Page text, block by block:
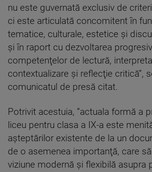
nu este guvernată exclusiv de
ci este articulată concomitent în
tematice, culturale, estetice şi
şi în raport cu dezvoltarea
competenţelor de lectură,
contextualizare şi reflecţie critică”,
comunicatul de presă citat.
Potrivit acestuia, ”actuala formă a
liceu pentru clasa a IX-a este
aşteptărilor existente de la un
de o asemenea importanţă, care
viziune modernă şi flexibilă asupra